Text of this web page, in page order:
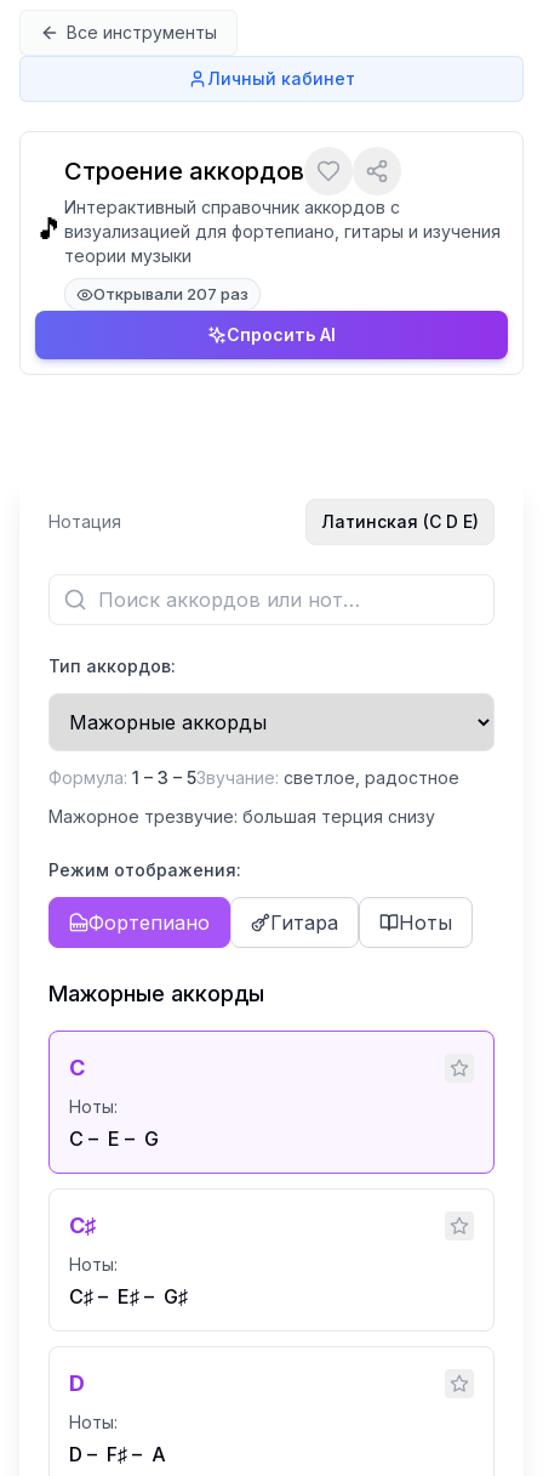
Все инструменты
Личный кабинет
🎵
Строение аккордов
Интерактивный справочник аккордов с
визуализацией для фортепиано, гитары и изучения
теории музыки
Открывали 207 раз
Спросить AI
Нотация Латинская (C D E)
Тип аккордов:
Формула: 1 – 3 – 5Звучание: светлое, радостное
Мажорное трезвучие: большая терция снизу
Режим отображения:
Фортепиано Гитара Ноты
Мажорные аккорды
C
Ноты:
C – E – G
C♯
Ноты:
C♯ – E♯ – G♯
D
Ноты:
D – F♯ – A